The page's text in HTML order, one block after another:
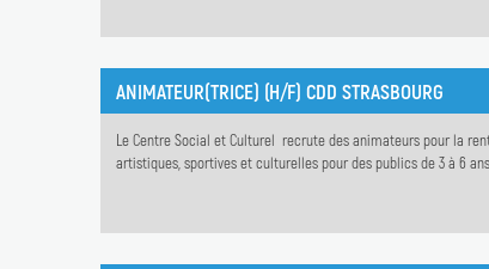
ANIMATEUR(TRICE) (H/F) CDD STRASBOURG
Le Centre Social et Culturel recrute des animateurs pour la
artistiques, sportives et culturelles pour des publics de 3 à 6